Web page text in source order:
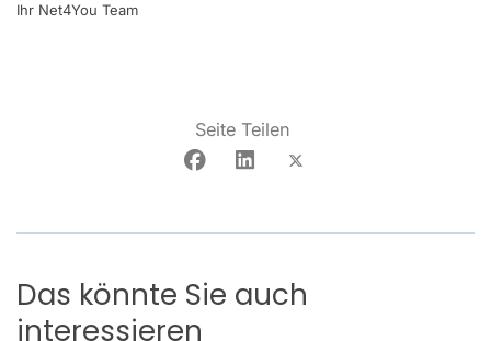
Ihr Net4You Team
Seite Teilen
Das könnte Sie auch
interessieren